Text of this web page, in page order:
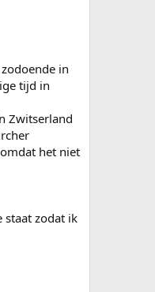
in
tijd in
Zwitserland
het niet
staat zodat ik